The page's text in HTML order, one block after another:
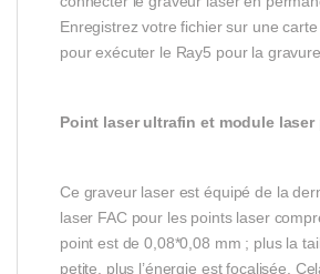
Enregistrez votre fichier sur une
pour exécuter le Ray5 pour la
Point laser ultrafin et module
Ce graveur laser est équipé de la
laser FAC pour les points laser
point est de 0,08*0,08 mm ; plus la
petite, plus l’énergie est focalisée.